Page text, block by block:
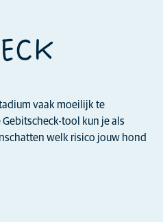
vaak moeilijk te
tool kun je als
welk risico jouw hond